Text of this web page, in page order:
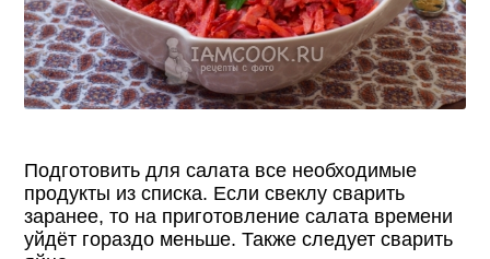
Подготовить для салата все необходимые
продукты из списка. Если свеклу сварить
заранее, то на приготовление салата времени
уйдёт гораздо меньше. Также следует сварить